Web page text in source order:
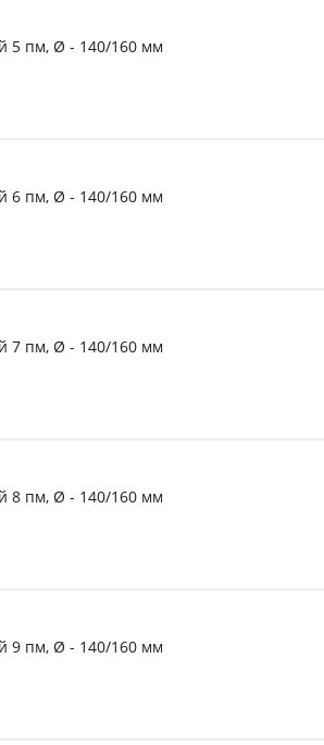
5 пм, Ø - 140/160 мм
6 пм, Ø - 140/160 мм
7 пм, Ø - 140/160 мм
8 пм, Ø - 140/160 мм
9 пм, Ø - 140/160 мм